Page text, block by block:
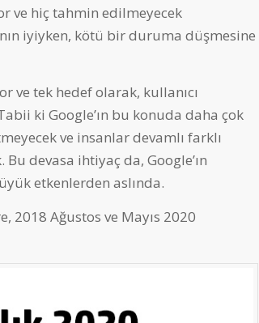
ve hiç tahmin edilmeyecek
iyiyken, kötü bir duruma düşmesine
ve tek hedef olarak, kullanıcı
ki Google’ın bu konuda daha çok
ve insanlar devamlı farklı
devasa ihtiyaç da, Google’ın
etkenlerden aslında.
2018 Ağustos ve Mayıs 2020